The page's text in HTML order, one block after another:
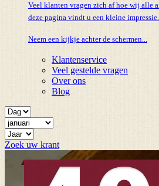
Veel klanten vragen zich af hoe wij alle
deze pagina vindt u een kleine impressie.
Neem een kijkje achter de schermen...
Klantenservice
Veel gestelde vragen
Over ons
Blog
Zoek uw krant